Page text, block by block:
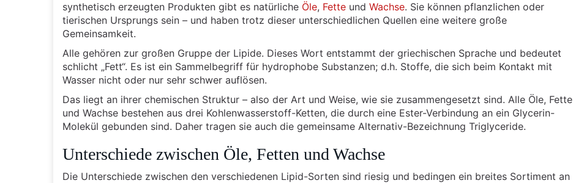
synthetisch erzeugten Produkten gibt es natürliche Öle, Fette und Wachse. Sie können pflanzlichen oder
tierischen Ursprungs sein – und haben trotz dieser unterschiedlichen Quellen eine weitere große
Gemeinsamkeit.
Alle gehören zur großen Gruppe der Lipide. Dieses Wort entstammt der griechischen Sprache und bedeutet
schlicht „Fett“. Es ist ein Sammelbegriff für hydrophobe Substanzen; d.h. Stoffe, die sich beim Kontakt mit
Wasser nicht oder nur sehr schwer auflösen.
Das liegt an ihrer chemischen Struktur – also der Art und Weise, wie sie zusammengesetzt sind. Alle Öle, Fette
und Wachse bestehen aus drei Kohlenwasserstoff-Ketten, die durch eine Ester-Verbindung an ein Glycerin-
Molekül gebunden sind. Daher tragen sie auch die gemeinsame Alternativ-Bezeichnung Triglyceride.
Unterschiede zwischen Öle, Fetten und Wachse
Die Unterschiede zwischen den verschiedenen Lipid-Sorten sind riesig und bedingen ein breites Sortiment an